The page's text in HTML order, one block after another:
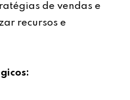
de vendas e
recursos e